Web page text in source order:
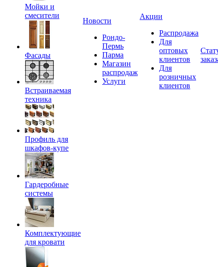
Мойки и
смесители
Фасады
Встраиваемая
техника
Профиль для
шкафов-купе
Гардеробные
системы
Комплектующие
для кровати
Новости
Рондо-
Пермь
Парма
Магазин
распродаж
Услуги
Акции
Распродажа
Для
оптовых
клиентов
Для
розничных
клиентов